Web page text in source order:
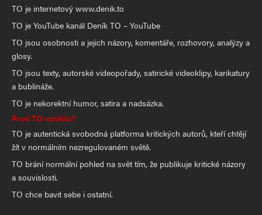
TO je internetový www.denik.to
TO je YouTube kanál Deník TO – YouTube
TO jsou osobnosti a jejich názory, komentáře, rozhovory, analýzy a
glosy.
TO jsou texty, autorské videopořady, satirické videoklipy, karikatury
a bublináže.
TO je nekorektní humor, satira a nadsázka.
Proč TO vzniklo?
TO je autentická svobodná platforma kritických autorů, kteří chtějí
žít v normálním nezregulovaném světě.
TO brání normální pohled na svět tím, že publikuje kritické názory
a souvislosti.
TO chce bavit sebe i ostatní.